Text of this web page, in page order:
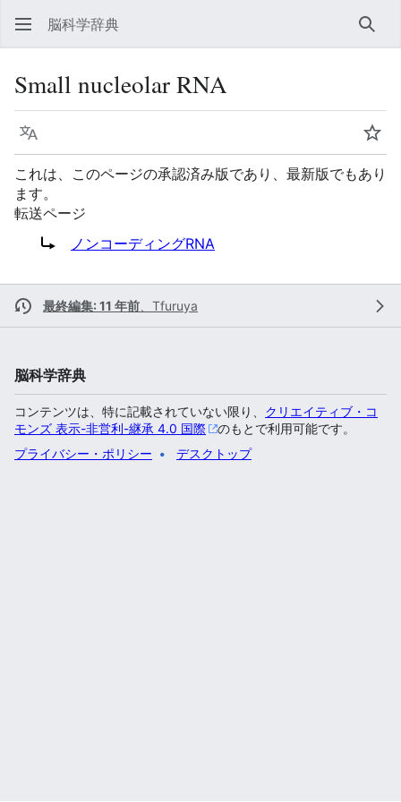
脳科学辞典 検索
Small nucleolar RNA
言語
ウ
これは、このページの承認済み版であり、最新版でもあり
ます。
転送ページ
転送先:
ノンコーディングRNA
最終編集: 11 年前 Tfuruya
脳科学辞典
コンテンツは、特に記載されていない限り、 クリエイティブ・コ
モンズ 表示-非営利-継承 4.0 国際
のもとで利用可能です。
プライバシー・ポリシー
デスクトップ